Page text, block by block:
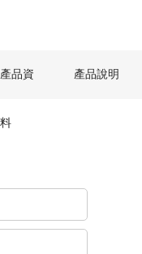
品資
料
產品說明